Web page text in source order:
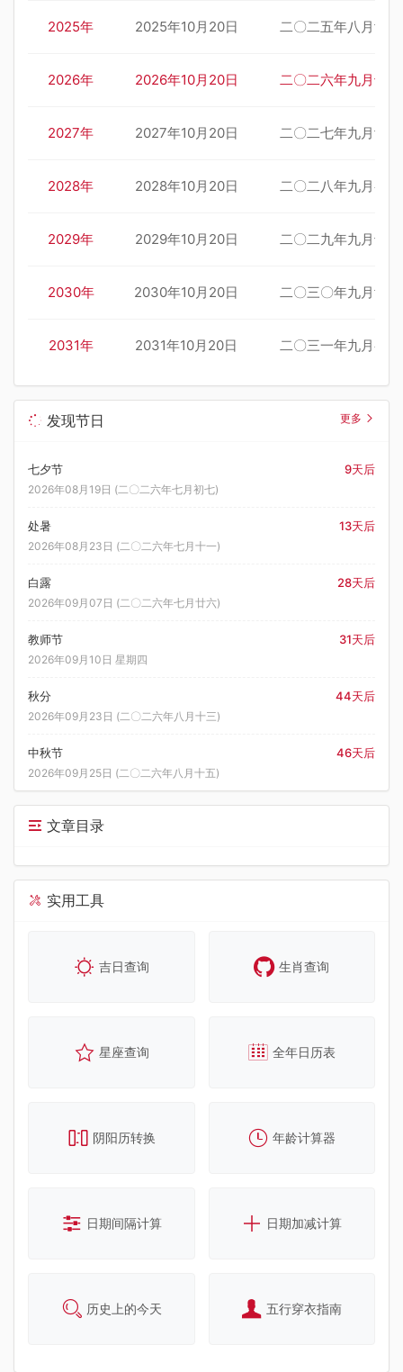
2025年 2025年10月20日 二〇二五年八月廿九
2026年 2026年10月20日 二〇二六年九月十一
2027年 2027年10月20日 二〇二七年九月廿一
2028年 2028年10月20日 二〇二八年九月初三
2029年 2029年10月20日 二〇二九年九月十三
2030年 2030年10月20日 二〇三〇年九月廿四
2031年 2031年10月20日 二〇三一年九月初五
发现节日 更多
七夕节 9天后
2026年08月19日 (二〇二六年七月初七)
处暑 13天后
2026年08月23日 (二〇二六年七月十一)
白露 28天后
2026年09月07日 (二〇二六年七月廿六)
教师节 31天后
2026年09月10日 星期四
秋分 44天后
2026年09月23日 (二〇二六年八月十三)
中秋节 46天后
2026年09月25日 (二〇二六年八月十五)
文章目录
实用工具
吉日查询 生肖查询
星座查询 全年日历表
阴阳历转换 年龄计算器
日期间隔计算 日期加减计算
历史上的今天 五行穿衣指南